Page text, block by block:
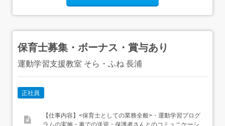
保育士募集・ボーナス・賞与あり
運動学習支援教室 そら・ふね 長浦
正社員
【仕事内容】<保育士としての業務全般>・運動学習プログ